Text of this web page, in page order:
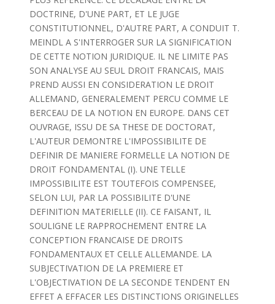
DOCTRINE, D'UNE PART, ET LE JUGE
CONSTITUTIONNEL, D'AUTRE PART, A CONDUIT T.
MEINDL A S'INTERROGER SUR LA SIGNIFICATION
DE CETTE NOTION JURIDIQUE. IL NE LIMITE PAS
SON ANALYSE AU SEUL DROIT FRANCAIS, MAIS
PREND AUSSI EN CONSIDERATION LE DROIT
ALLEMAND, GENERALEMENT PERCU COMME LE
BERCEAU DE LA NOTION EN EUROPE. DANS CET
OUVRAGE, ISSU DE SA THESE DE DOCTORAT,
L'AUTEUR DEMONTRE L'IMPOSSIBILITE DE
DEFINIR DE MANIERE FORMELLE LA NOTION DE
DROIT FONDAMENTAL (I). UNE TELLE
IMPOSSIBILITE EST TOUTEFOIS COMPENSEE,
SELON LUI, PAR LA POSSIBILITE D'UNE
DEFINITION MATERIELLE (II). CE FAISANT, IL
SOULIGNE LE RAPPROCHEMENT ENTRE LA
CONCEPTION FRANCAISE DE DROITS
FONDAMENTAUX ET CELLE ALLEMANDE. LA
SUBJECTIVATION DE LA PREMIERE ET
L'OBJECTIVATION DE LA SECONDE TENDENT EN
EFFET A EFFACER LES DISTINCTIONS ORIGINELLES